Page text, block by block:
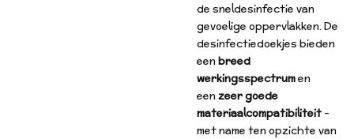
de sneldesinfectie van
gevoelige oppervlakken. De
desinfectiedoekjes bieden
een breed
werkingsspectrumen
een zeer goede
materiaalcompatibiliteit -
met name ten opzichte van